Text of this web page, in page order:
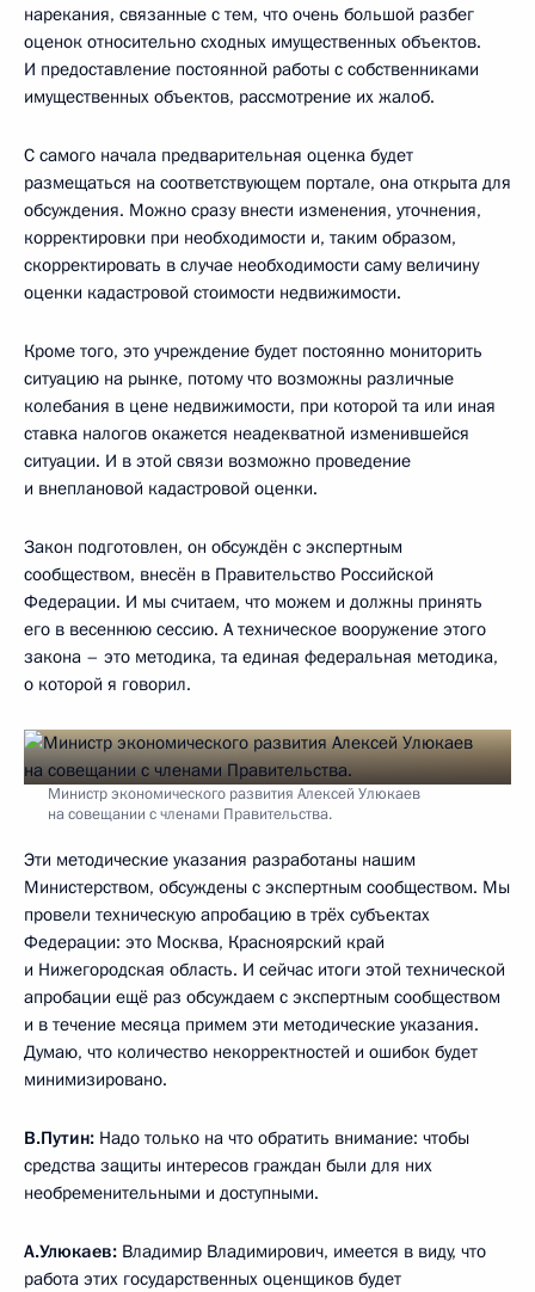
нарекания, связанные с тем, что очень большой разбег
оценок относительно сходных имущественных объектов.
И предоставление постоянной работы с собственниками
имущественных объектов, рассмотрение их жалоб.
С самого начала предварительная оценка будет
размещаться на соответствующем портале, она открыта для
обсуждения. Можно сразу внести изменения, уточнения,
корректировки при необходимости и, таким образом,
скорректировать в случае необходимости саму величину
оценки кадастровой стоимости недвижимости.
Кроме того, это учреждение будет постоянно мониторить
ситуацию на рынке, потому что возможны различные
колебания в цене недвижимости, при которой та или иная
ставка налогов окажется неадекватной изменившейся
ситуации. И в этой связи возможно проведение
и внеплановой кадастровой оценки.
Закон подготовлен, он обсуждён с экспертным
сообществом, внесён в Правительство Российской
Федерации. И мы считаем, что можем и должны принять
его в весеннюю сессию. А техническое вооружение этого
закона – это методика, та единая федеральная методика,
о которой я говорил.
Министр экономического развития Алексей Улюкаев
на совещании с членами Правительства.
Эти методические указания разработаны нашим
Министерством, обсуждены с экспертным сообществом. Мы
провели техническую апробацию в трёх субъектах
Федерации: это Москва, Красноярский край
и Нижегородская область. И сейчас итоги этой технической
апробации ещё раз обсуждаем с экспертным сообществом
и в течение месяца примем эти методические указания.
Думаю, что количество некорректностей и ошибок будет
минимизировано.
В.Путин: Надо только на что обратить внимание: чтобы
средства защиты интересов граждан были для них
необременительными и доступными.
А.Улюкаев: Владимир Владимирович, имеется в виду, что
работа этих государственных оценщиков будет